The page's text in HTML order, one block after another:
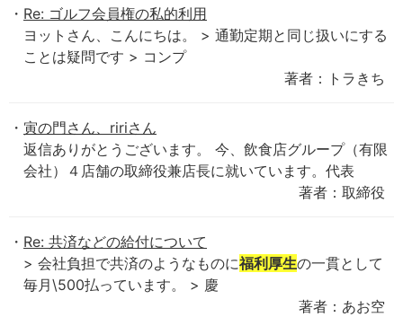
Re: ゴルフ会員権の私的利用
ヨットさん、こんにちは。 > 通勤定期と同じ扱いにする
ことは疑問です > コンプ
著者：トラきち
寅の門さん、ririさん
返信ありがとうございます。 今、飲食店グループ（有限
会社）４店舗の取締役兼店長に就いています。代表
著者：取締役
Re: 共済などの給付について
> 会社負担で共済のようなものに福利厚生の一貫として
毎月\500払っています。 > 慶
著者：あお空